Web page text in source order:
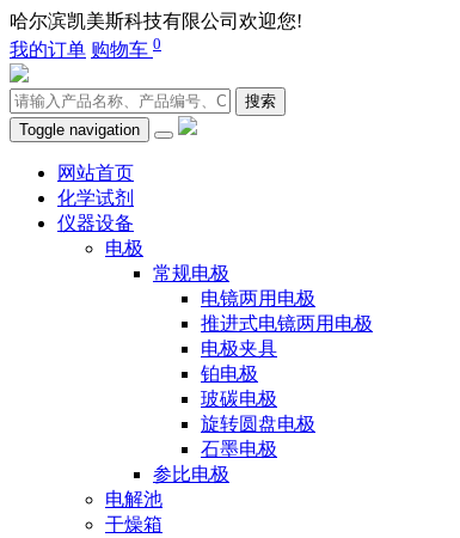
哈尔滨凯美斯科技有限公司欢迎您!
我的订单 购物车 0
搜索
Toggle navigation
网站首页
化学试剂
仪器设备
电极
常规电极
电镜两用电极
推进式电镜两用电极
电极夹具
铂电极
玻碳电极
旋转圆盘电极
石墨电极
参比电极
电解池
干燥箱